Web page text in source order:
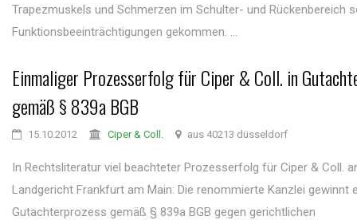
Trapezmuskels und Schmerzen im Schulter- und Rückenbereich
Funktionsbeeinträchtigungen gekommen. ...
Einmaliger Prozesserfolg für Ciper & Coll. in
gemäß § 839a BGB
15.10.2012 Ciper & Coll. aus 40213 düsseldorf
In Rechtsliteratur viel beachteter Prozesserfolg für Ciper & Coll.
Landgericht Frankfurt am Main: Die renommierte Kanzlei gewinnt
Gutachterprozess gemäß § 839a BGB gegen gerichtlichen